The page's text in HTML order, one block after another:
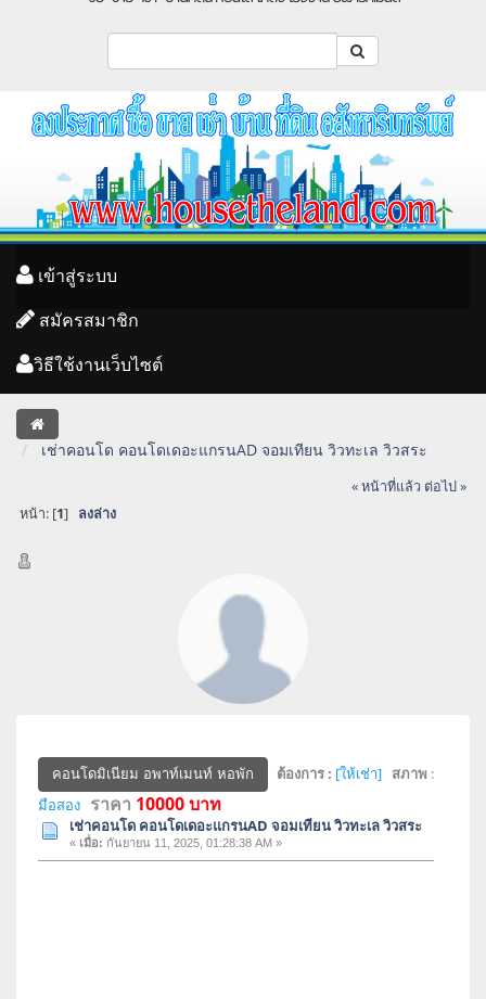
เข้าสู่ระบบ
สมัครสมาชิก
วิธีใช้งานเว็บไซต์
เช่าคอนโด คอนโดเดอะแกรนAD จอมเทียน วิวทะเล วิวสระ
« หน้าที่แล้ว ต่อไป »
หน้า: [1] ลงล่าง
คอนโดมิเนียม อพาท์เมนท์ หอพัก ต้องการ : [ให้เช่า] สภาพ :
มือสอง ราคา 10000 บาท
เช่าคอนโด คอนโดเดอะแกรนAD จอมเทียน วิวทะเล วิวสระ
« เมื่อ: กันยายน 11, 2025, 01:28:38 AM »